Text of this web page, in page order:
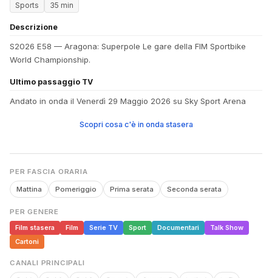
Sports 35 min
Descrizione
S2026 E58 — Aragona: Superpole Le gare della FIM Sportbike
World Championship.
Ultimo passaggio TV
Andato in onda il Venerdì 29 Maggio 2026 su Sky Sport Arena
Scopri cosa c'è in onda stasera
PER FASCIA ORARIA
Mattina Pomeriggio Prima serata Seconda serata
PER GENERE
Film stasera
Film Serie TV Sport Documentari
Talk Show
Cartoni
CANALI PRINCIPALI